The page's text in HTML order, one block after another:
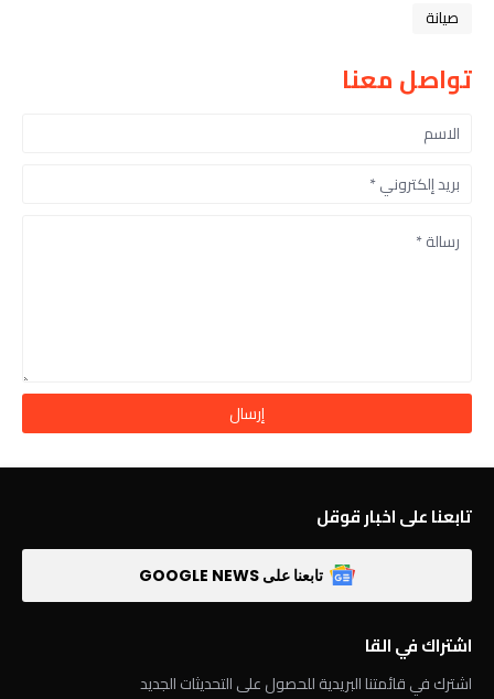
صيانة
تواصل معنا
تابعنا على اخبار قوقل
تابعنا على GOOGLE NEWS
اشتراك في القا
اشترك في قائمتنا البريدية للحصول على التحديثات الجديد